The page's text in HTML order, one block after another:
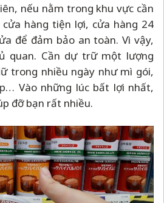
nếu nằm trong khu vực cần
hàng tiện lợi, cửa hàng 24
để đảm bảo an toàn. Vì vậy,
quan. Cần dự trữ một lượng
trong nhiều ngày như mì gói,
Vào những lúc bất lợi nhất,
đỡ bạn rất nhiều.